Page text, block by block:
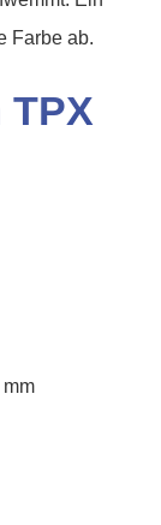
Farbe ab.